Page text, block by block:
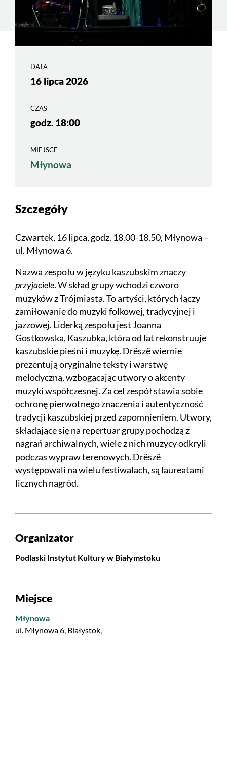
DATA
16 lipca 2026
CZAS
godz. 18:00
MIEJSCE
Młynowa
Szczegóły
Czwartek, 16 lipca, godz. 18.00-18.50, Młynowa –
ul. Młynowa 6.
Nazwa zespołu w języku kaszubskim znaczy
przyjaciele. W skład grupy wchodzi czworo
muzyków z Trójmiasta. To artyści, których łączy
zamiłowanie do muzyki folkowej, tradycyjnej i
jazzowej. Liderką zespołu jest Joanna
Gostkowska, Kaszubka, która od lat rekonstruuje
kaszubskie pieśni i muzykę. Drëszë wiernie
prezentują oryginalne teksty i warstwę
melodyczną, wzbogacając utwory o akcenty
muzyki współczesnej. Za cel zespół stawia sobie
ochronę pierwotnego znaczenia i autentyczność
tradycji kaszubskiej przed zapomnieniem. Utwory,
składające się na repertuar grupy pochodzą z
nagrań archiwalnych, wiele z nich muzycy odkryli
podczas wypraw terenowych. Drëszë
występowali na wielu festiwalach, są laureatami
licznych nagród.
Organizator
Podlaski Instytut Kultury w Białymstoku
Miejsce
Młynowa
ul. Młynowa 6, Białystok,